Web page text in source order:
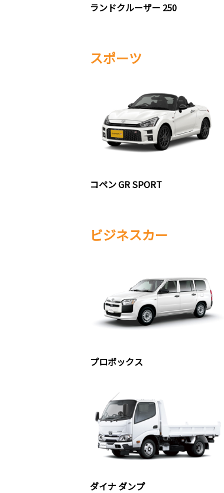
ランドクルーザー 250
スポーツ
コペン GR SPORT
ビジネスカー
プロボックス
ダイナ ダンプ